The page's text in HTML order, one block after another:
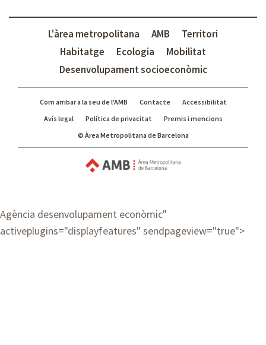
L'àrea metropolitana AMB
Territori
Habitatge
Ecologia
Mobilitat
Desenvolupament socioeconòmic
Com arribar a la seu de l'AMB Contacte
Accessibilitat
Avís legal
Política de privacitat
Premis i mencions
© Àrea Metropolitana de Barcelona
Agència desenvolupament econòmic"
activeplugins="displayfeatures" sendpageview="true">